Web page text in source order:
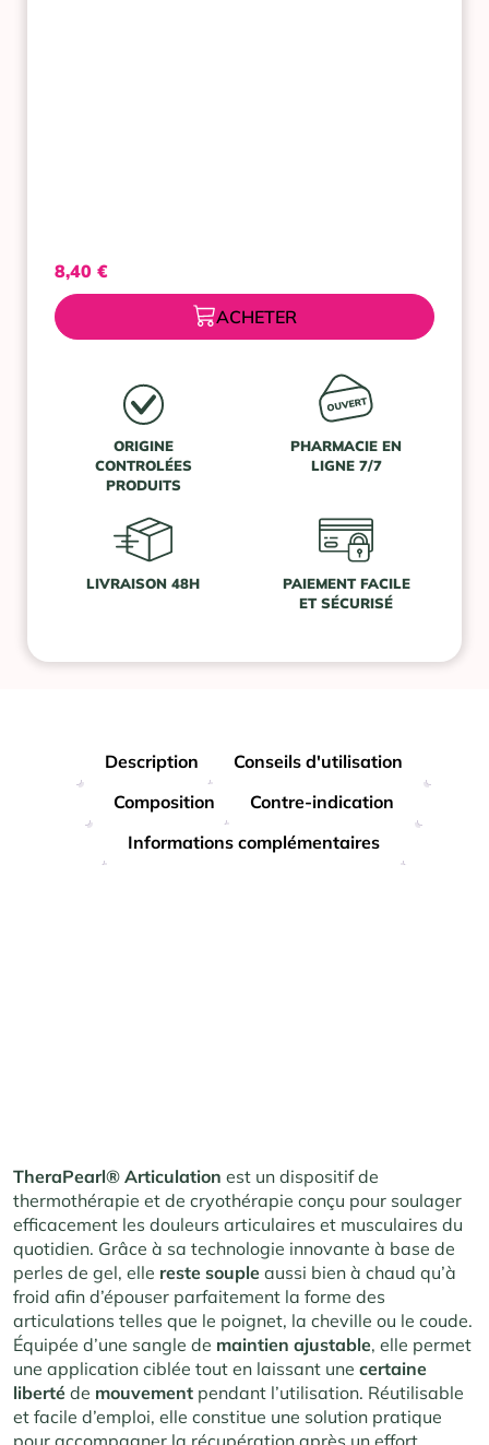
8,40 €
ACHETER
ORIGINE
CONTROLÉES
PRODUITS
PHARMACIE EN
LIGNE 7/7
LIVRAISON 48H
PAIEMENT FACILE
ET SÉCURISÉ
Description
Conseils d'utilisation
Composition
Contre-indication
Informations complémentaires
TheraPearl® Articulation est un dispositif de
thermothérapie et de cryothérapie conçu pour soulager
efficacement les douleurs articulaires et musculaires du
quotidien. Grâce à sa technologie innovante à base de
perles de gel, elle reste souple aussi bien à chaud qu’à
froid afin d’épouser parfaitement la forme des
articulations telles que le poignet, la cheville ou le coude.
Équipée d’une sangle de maintien ajustable, elle permet
une application ciblée tout en laissant une certaine
liberté de mouvement pendant l’utilisation. Réutilisable
et facile d’emploi, elle constitue une solution pratique